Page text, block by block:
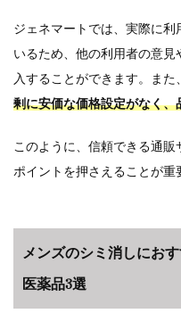
ジェネマートでは、実際に
いるため、他の利用者の意
入することができます。また
剰に安価な価格設定がなく
このように、信頼できる通
ポイントを押さえることが重
メンズのシミ消しにお
医薬品3選